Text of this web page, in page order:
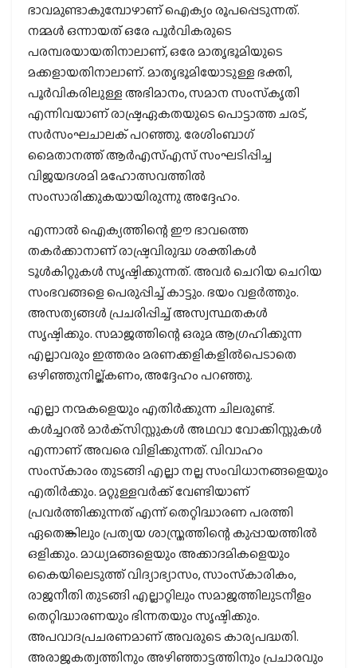
ഭാവമുണ്ടാകുമ്പോഴാണ് ഐക്യം രൂപപ്പെടുന്നത്.
നമ്മള്‍ ഒന്നായത് ഒരേ പൂര്‍വികരുടെ
പരമ്പരയായതിനാലാണ്, ഒരേ മാതൃഭൂമിയുടെ
മക്കളായതിനാലാണ്. മാതൃഭൂമിയോടുള്ള ഭക്തി,
പൂര്‍വികരിലുള്ള അഭിമാനം, സമാന സംസ്‌കൃതി
എന്നിവയാണ് രാഷ്ട്രഏകതയുടെ പൊട്ടാത്ത ചരട്,
സര്‍സംഘചാലക് പറഞ്ഞു. രേശിംബാഗ്
മൈതാനത്ത് ആര്‍എസ്എസ് സംഘടിപ്പിച്ച
വിജയദശമി മഹോത്സവത്തില്‍
സംസാരിക്കുകയായിരുന്നു അദ്ദേഹം.
എന്നാല്‍ ഐക്യത്തിന്റെ ഈ ഭാവത്തെ
തകര്‍ക്കാനാണ് രാഷ്ട്രവിരുദ്ധ ശക്തികള്‍
ടൂള്‍കിറ്റുകള്‍ സൃഷ്ടിക്കുന്നത്. അവര്‍ ചെറിയ ചെറിയ
സംഭവങ്ങളെ പെരുപ്പിച്ച് കാട്ടും. ഭയം വളര്‍ത്തും.
അസത്യങ്ങള്‍ പ്രചരിപ്പിച്ച് അസ്വസ്ഥതകള്‍
സൃഷ്ടിക്കും. സമാജത്തിന്റെ ഒരുമ ആഗ്രഹിക്കുന്ന
എല്ലാവരും ഇത്തരം മരണക്കളികളില്‍പെടാതെ
ഒഴിഞ്ഞുനില്ക്കണം, അദ്ദേഹം പറഞ്ഞു.
എല്ലാ നന്മകളെയും എതിര്‍ക്കുന്ന ചിലരുണ്ട്.
കള്‍ച്ചറല്‍ മാര്‍ക്‌സിസ്റ്റുകള്‍ അഥവാ വോക്കിസ്റ്റുകള്‍
എന്നാണ് അവരെ വിളിക്കുന്നത്. വിവാഹം
സംസ്‌കാരം തുടങ്ങി എല്ലാ നല്ല സംവിധാനങ്ങളെയും
എതിര്‍ക്കും. മറ്റുള്ളവര്‍ക്ക് വേണ്ടിയാണ്
പ്രവര്‍ത്തിക്കുന്നത് എന്ന് തെറ്റിദ്ധാരണ പരത്തി
ഏതെങ്കിലും പ്രത്യയ ശാസ്ത്രത്തിന്റെ കുപ്പായത്തില്‍
ഒളിക്കും. മാധ്യമങ്ങളെയും അക്കാദമികളെയും
കൈയിലെടുത്ത് വിദ്യാഭ്യാസം, സാംസ്‌കാരികം,
രാജനീതി തുടങ്ങി എല്ലാറ്റിലും സമാജത്തിലുടനീളം
തെറ്റിദ്ധാരണയും ഭിന്നതയും സൃഷ്ടിക്കും.
അപവാദപ്രചരണമാണ് അവരുടെ കാര്യപദ്ധതി.
അരാജകത്വത്തിനും അഴിഞ്ഞാട്ടത്തിനും പ്രചാരവും